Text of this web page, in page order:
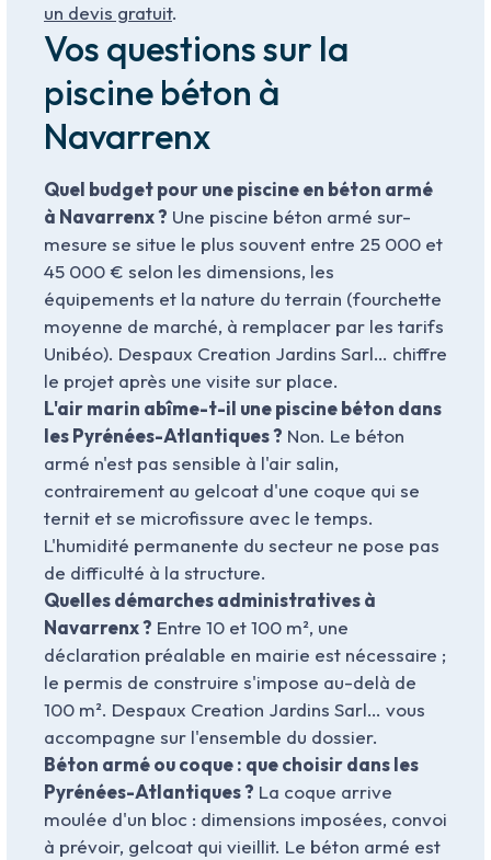
un devis gratuit.
Vos questions sur la
piscine béton à
Navarrenx
Quel budget pour une piscine en béton armé
à Navarrenx ? Une piscine béton armé sur-
mesure se situe le plus souvent entre 25 000 et
45 000 € selon les dimensions, les
équipements et la nature du terrain (fourchette
moyenne de marché, à remplacer par les tarifs
Unibéo). Despaux Creation Jardins Sarl… chiffre
le projet après une visite sur place.
L'air marin abîme-t-il une piscine béton dans
les Pyrénées-Atlantiques ? Non. Le béton
armé n'est pas sensible à l'air salin,
contrairement au gelcoat d'une coque qui se
ternit et se microfissure avec le temps.
L'humidité permanente du secteur ne pose pas
de difficulté à la structure.
Quelles démarches administratives à
Navarrenx ? Entre 10 et 100 m², une
déclaration préalable en mairie est nécessaire ;
le permis de construire s'impose au-delà de
100 m². Despaux Creation Jardins Sarl… vous
accompagne sur l'ensemble du dossier.
Béton armé ou coque : que choisir dans les
Pyrénées-Atlantiques ? La coque arrive
moulée d'un bloc : dimensions imposées, convoi
à prévoir, gelcoat qui vieillit. Le béton armé est